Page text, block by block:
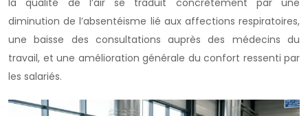
la qualité de l’air se traduit concrètement par une
diminution de l’absentéisme lié aux affections respiratoires,
une baisse des consultations auprès des médecins du
travail, et une amélioration générale du confort ressenti par
les salariés.